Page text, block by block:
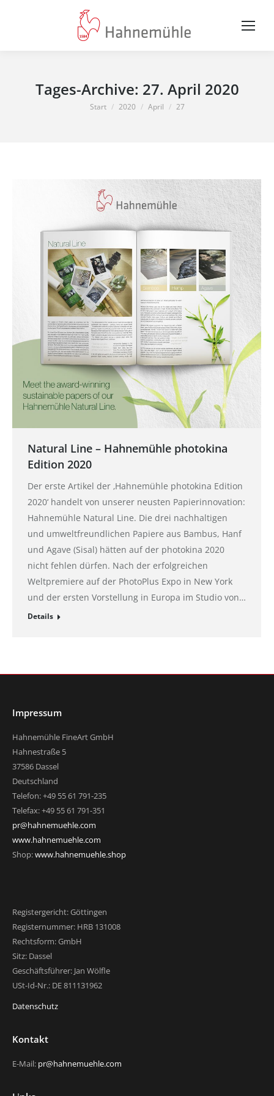
Tages-Archive: 27. April 2020
Sie befinden sich hier:
Start 2020 April 27
Natural Line – Hahnemühle photokina
Edition 2020
Der erste Artikel der ‚Hahnemühle photokina Edition
2020‘ handelt von unserer neusten Papierinnovation:
Hahnemühle Natural Line. Die drei nachhaltigen
und umweltfreundlichen Papiere aus Bambus, Hanf
und Agave (Sisal) hätten auf der photokina 2020
nicht fehlen dürfen. Nach der erfolgreichen
Weltpremiere auf der PhotoPlus Expo in New York
und der ersten Vorstellung in Europa im Studio von…
Details
Impressum
Hahnemühle FineArt GmbH
Hahnestraße 5
37586 Dassel
Deutschland
Telefon: +49 55 61 791-235
Telefax: +49 55 61 791-351
pr@hahnemuehle.com
www.hahnemuehle.com
Shop:www.hahnemuehle.shop
Registergericht: Göttingen
Registernummer: HRB 131008
Rechtsform: GmbH
Sitz: Dassel
Geschäftsführer: Jan Wölfle
USt-Id-Nr.: DE 811131962
Datenschutz
Kontakt
E-Mail: pr@hahnemuehle.com